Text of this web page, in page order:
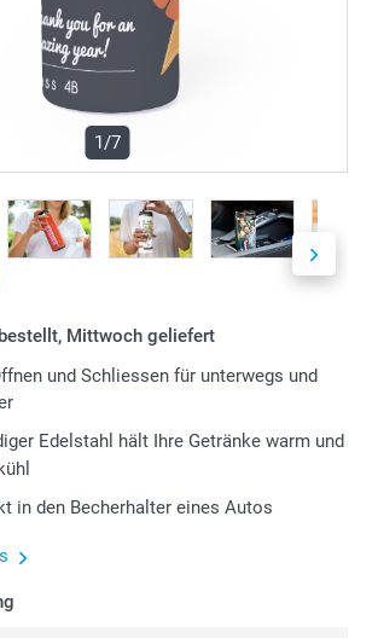
1/7
Mittwoch geliefert
und Schliessen für unterwegs und
Edelstahl hält Ihre Getränke warm und
in den Becherhalter eines Autos